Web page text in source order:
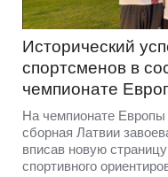
Исторический
спортсменов в
чемпионате
На чемпионате
сборная Латвии
вписав новую
спортивного